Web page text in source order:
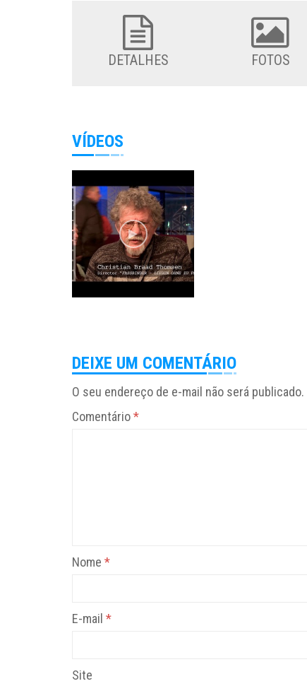
DETALHES FOTOS
VÍDEOS
DEIXE UM COMENTÁRIO
O seu endereço de e-mail não será publicado.
Comentário*
Nome *
E-mail *
Site